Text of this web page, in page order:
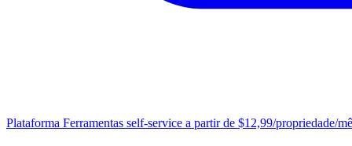
Plataforma Ferramentas self-service a partir de $12,99/propriedade/